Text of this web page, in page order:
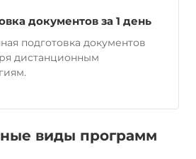
документов за 1 день
подготовка документов
дистанционным
виды программ